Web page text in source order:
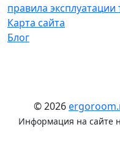
правила эксплуатации
Карта сайта
Блог
© 2026
Информация на сайте